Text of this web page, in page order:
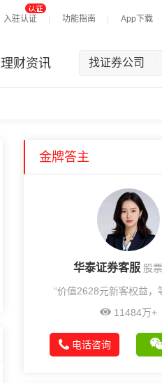
入驻认证 功能指南 App下载
理财资讯 找证券公司
金牌答主
华泰证券客服 股票
“价值2628元新客权益，
11484万+
电话咨询